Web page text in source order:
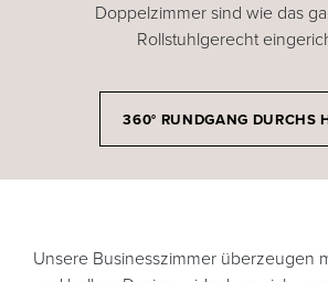
Doppelzimmer sind wie das
Rollstuhlgerecht
360° RUNDGANG DURCHS
Unsere Businesszimmer überzeugen